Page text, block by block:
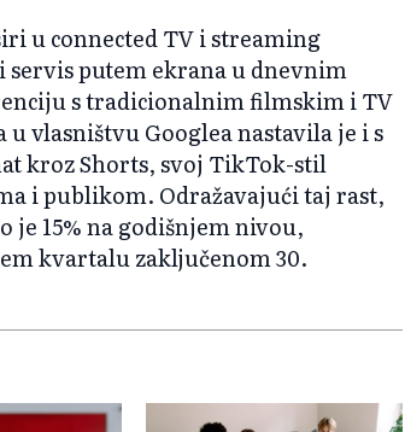
u connected TV i streaming
servis putem ekrana u dnevnim
s tradicionalnim filmskim i TV
vlasništvu Googlea nastavila je i s
kroz Shorts, svoj TikTok-stil
i publikom. Odražavajući taj rast,
je 15% na godišnjem nivou,
kvartalu zaključenom 30.